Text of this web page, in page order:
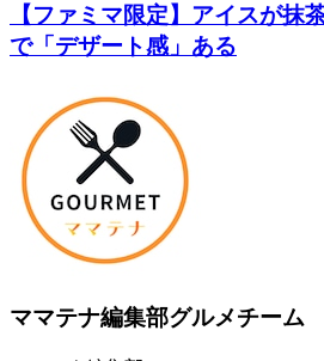
【ファミマ限定】アイスが抹
で「デザート感」ある
ママテナ編集部グルメチーム